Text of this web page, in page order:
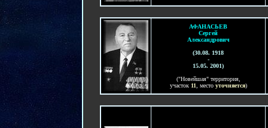
АФАНАСЬЕВ
Сергей
Александрович
(30.08. 1918
-
15.05. 2001)
("Новейшая" территория,
участок 11, место уточняется)